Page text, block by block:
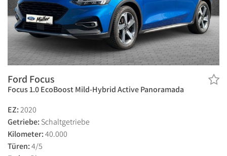
Ford Focus
Focus 1.0 EcoBoost Mild-Hybrid Active Panoramada
EZ:2020
Getriebe: Schaltgetriebe
Kilometer:40.000
Türen:4/5